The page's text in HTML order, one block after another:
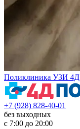
Поликлиника УЗИ 4Д
+7 (928) 828-40-01
без выходных
с 7:00 до 20:00